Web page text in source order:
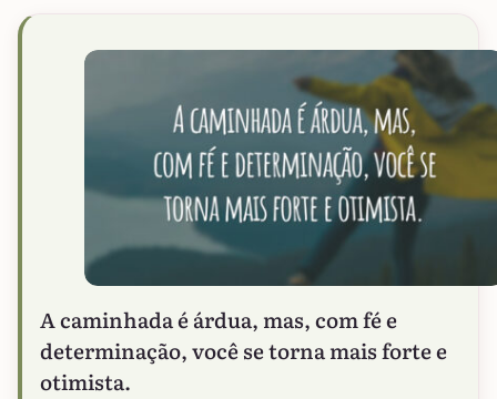
A caminhada é árdua, mas, com fé e
determinação, você se torna mais forte e
otimista.